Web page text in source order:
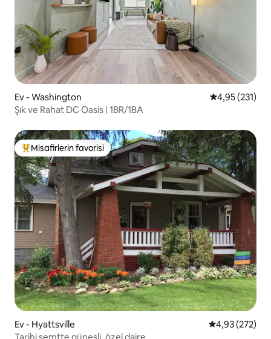
Ev - Washington 5 üzerinden
4,95 (231)
Şık ve Rahat DC Oasis | 1BR/1BA
Misafirlerin favorilerinden en beğenilenler arasında
Misafirlerin favorisi
Ev - Hyattsville 5 üzerinden
4,93 (272)